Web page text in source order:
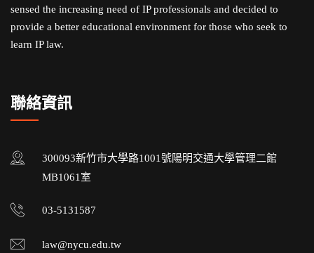
sensed the increasing need of IP professionals and decided to
provide a better educational environment for those who seek to
learn IP law.
聯絡資訊
300093新竹市大學路1001號陽明交通大學管理二館
MB1061室
03-5131587
law@nycu.edu.tw